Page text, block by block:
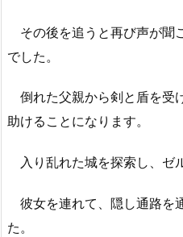
その後を追うと再び声が聞
でした。
倒れた父親から剣と盾を受
助けることになります。
入り乱れた城を探索し、ゼ
彼女を連れて、隠し通路を
た。